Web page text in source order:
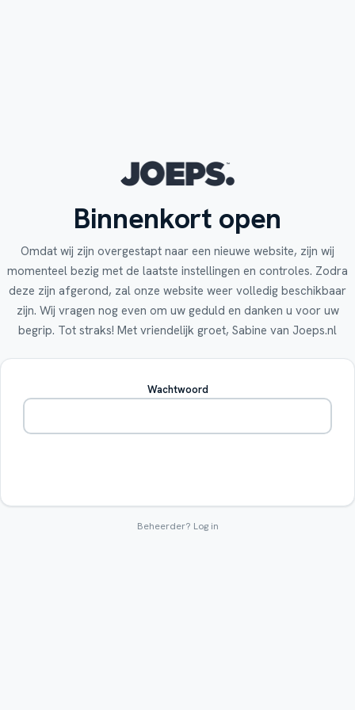
Binnenkort open
Omdat wij zijn overgestapt naar een nieuwe website, zijn wij
momenteel bezig met de laatste instellingen en controles. Zodra
deze zijn afgerond, zal onze website weer volledig beschikbaar
zijn. Wij vragen nog even om uw geduld en danken u voor uw
begrip. Tot straks! Met vriendelijk groet, Sabine van Joeps.nl
Wachtwoord
Beheerder? Log in